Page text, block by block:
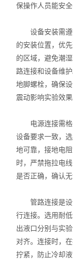
不锈钢高压
电热套
恒温干燥箱
循环水真空
智能控温仪
油、水浴锅
电动搅拌器
水热合成反
超声波清洗
保操作人员能安
设备安装需遵
的安装位置，优
的区域，避免潮
路连接和设备维
地脚螺栓，确保
震动影响实验效果
电源连接需格
设备要求一致，
地可靠，接地电
时，严禁拖拉电
是否正确，确认
管路连接是设
行连接。选用耐
出液口分别与实
对齐。连接时，
拧紧，防止冷却